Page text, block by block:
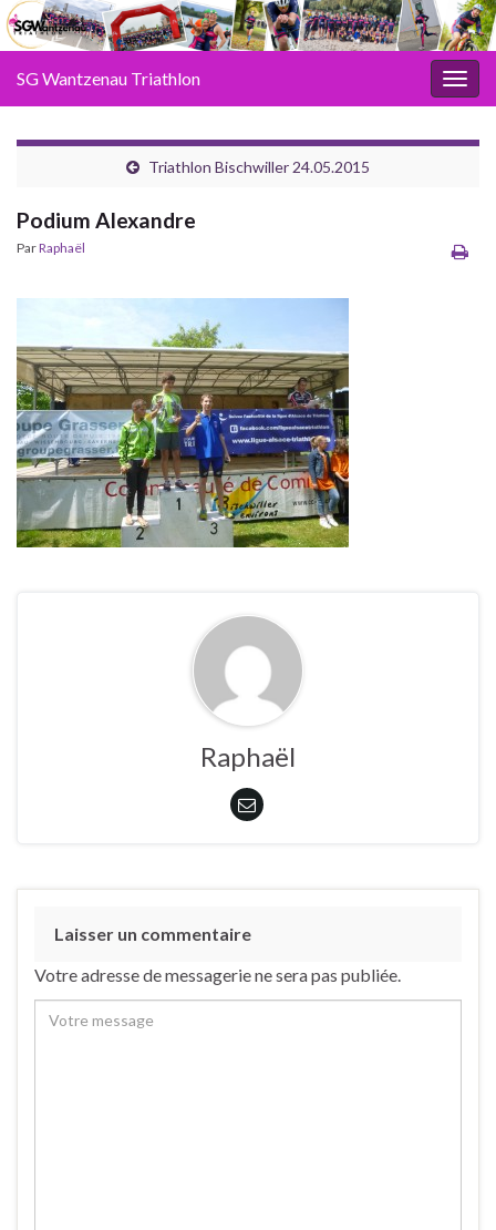
SG Wantzenau Triathlon
Triathlon Bischwiller 24.05.2015
Podium Alexandre
ParRaphaël
Raphaël
Laisser un commentaire
Votre adresse de messagerie ne sera pas publiée.